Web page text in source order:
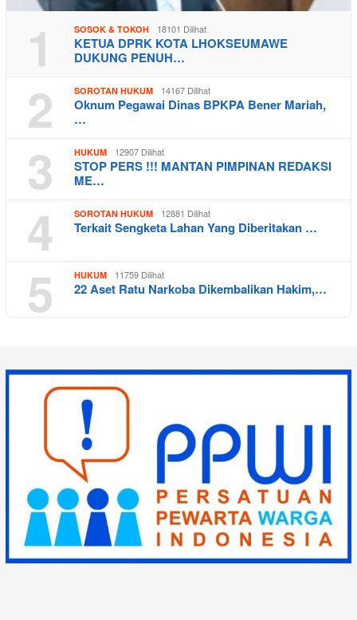
1 SOSOK & TOKOH 18101 Dilihat
KETUA DPRK KOTA LHOKSEUMAWE
DUKUNG PENUH…
2 SOROTAN HUKUM 14167 Dilihat
Oknum Pegawai Dinas BPKPA Bener Mariah,
…
3 HUKUM 12907 Dilihat
STOP PERS !!! MANTAN PIMPINAN REDAKSI
ME…
4 SOROTAN HUKUM 12881 Dilihat
Terkait Sengketa Lahan Yang Diberitakan …
5 HUKUM 11759 Dilihat
22 Aset Ratu Narkoba Dikembalikan Hakim,…